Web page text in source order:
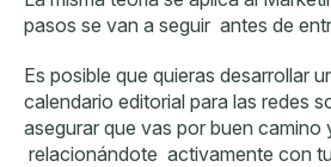
pasos se van a seguir antes de
Es posible que quieras desarrollar
calendario editorial para las redes
asegurar que vas por buen camino
relacionándote activamente con